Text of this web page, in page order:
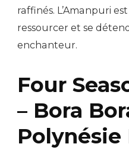
raffinés. L’Amanpuri
ressourcer et se
enchanteur.
Four
– Bora
Polynésie